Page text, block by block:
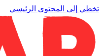
تخطي إلى المحتوى الرئيسي